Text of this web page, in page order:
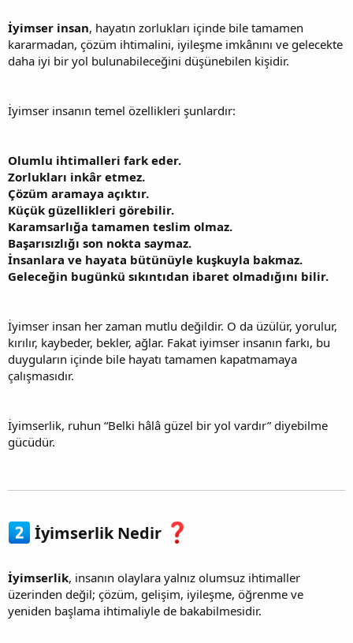
İyimser insan, hayatın zorlukları içinde bile tamamen
kararmadan, çözüm ihtimalini, iyileşme imkânını ve gelecekte
daha iyi bir yol bulunabileceğini düşünebilen kişidir.
İyimser insanın temel özellikleri şunlardır:
Olumlu ihtimalleri fark eder.
Zorlukları inkâr etmez.
Çözüm aramaya açıktır.
Küçük güzellikleri görebilir.
Karamsarlığa tamamen teslim olmaz.
Başarısızlığı son nokta saymaz.
İnsanlara ve hayata bütünüyle kuşkuyla bakmaz.
Geleceğin bugünkü sıkıntıdan ibaret olmadığını bilir.
İyimser insan her zaman mutlu değildir. O da üzülür, yorulur,
kırılır, kaybeder, bekler, ağlar. Fakat iyimser insanın farkı, bu
duyguların içinde bile hayatı tamamen kapatmamaya
çalışmasıdır.
İyimserlik, ruhun “Belki hâlâ güzel bir yol vardır” diyebilme
gücüdür.
İyimserlik Nedir
İyimserlik, insanın olaylara yalnız olumsuz ihtimaller
üzerinden değil; çözüm, gelişim, iyileşme, öğrenme ve
yeniden başlama ihtimaliyle de bakabilmesidir.